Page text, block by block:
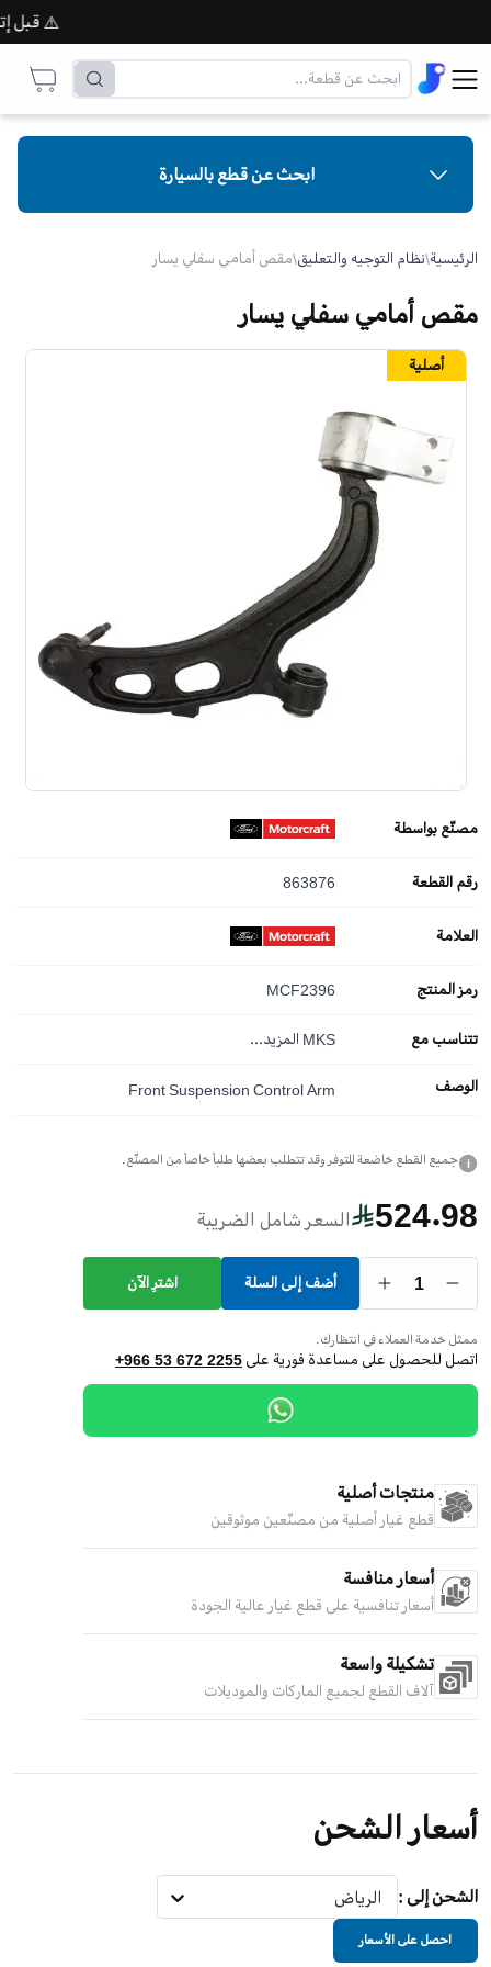
⚠️ قبل
ابحث عن قطع بالسيارة
الرئيسية\نظام التوجيه والتعليق\مقص أمامي سفلي يسار
مقص أمامي سفلي يسار
مصنّع بواسطة
رقم القطعة 863876
العلامة
رمز المنتج MCF2396
تتناسب مع MKS المزيد...
الوصف Front Suspension Control Arm
i جميع القطع خاضعة للتوفر وقد تتطلب بعضها طلباً خاصاً من المصنّع.
524.98 السعر شامل الضريبة
1 أضف إلى السلة اشترِ الآن
ممثل خدمة العملاء في انتظارك.
اتصل للحصول على مساعدة فورية على +966 53 672 2255
منتجات أصلية
قطع غيار أصلية من مصنّعين موثوقين
أسعار منافسة
أسعار تنافسية على قطع غيار عالية الجودة
تشكيلة واسعة
آلاف القطع لجميع الماركات والموديلات
أصلية
أسعار الشحن
الشحن إلى : الرياض
احصل على الأسعار